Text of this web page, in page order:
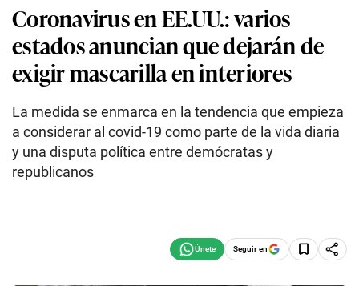
Coronavirus en EE.UU.: varios
estados anuncian que dejarán de
exigir mascarilla en interiores
La medida se enmarca en la tendencia que empieza
a considerar al covid-19 como parte de la vida diaria
y una disputa política entre demócratas y
republicanos
Seguir en